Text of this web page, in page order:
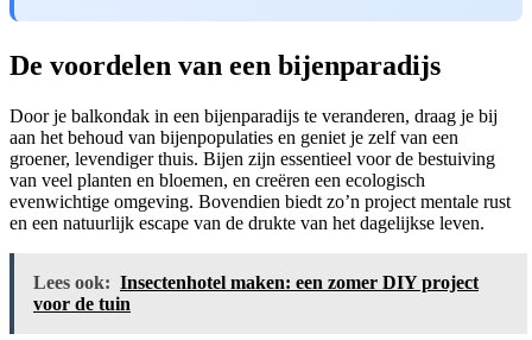
De voordelen van een bijenparadijs
Door je balkondak in een bijenparadijs te veranderen, draag je bij
aan het behoud van bijenpopulaties en geniet je zelf van een
groener, levendiger thuis. Bijen zijn essentieel voor de bestuiving
van veel planten en bloemen, en creëren een ecologisch
evenwichtige omgeving. Bovendien biedt zo’n project mentale rust
en een natuurlijk escape van de drukte van het dagelijkse leven.
Lees ook: Insectenhotel maken: een zomer DIY project
voor de tuin